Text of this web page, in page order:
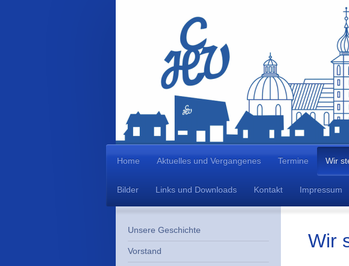
Home Aktuelles und Vergangenes Termine Wir
Bilder Links und Downloads Kontakt Impressum
Wir
Unsere Geschichte
Vorstand